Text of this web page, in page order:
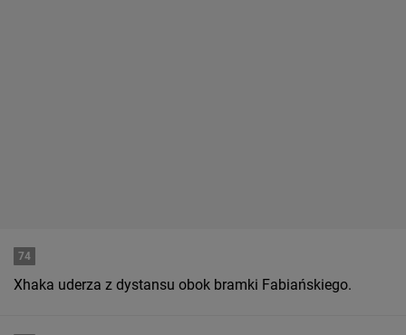
74
Xhaka uderza z dystansu obok bramki Fabiańskiego.